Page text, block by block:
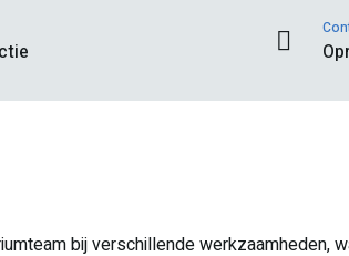
bij verschillende werkzaamheden,